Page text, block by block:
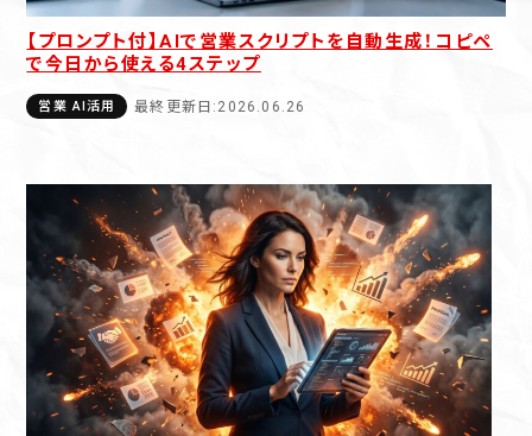
【プロンプト付】AIで営業スクリプトを自動生成！コピペ
で今日から使える4ステップ
営業 AI活用 最終更新日:2026.06.26